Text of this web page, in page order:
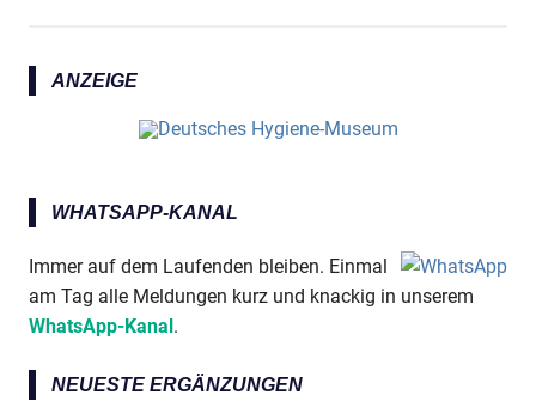
ANZEIGE
WHATSAPP-KANAL
Immer auf dem Laufenden bleiben. Einmal
am Tag alle Meldungen kurz und knackig in unserem
WhatsApp-Kanal.
NEUESTE ERGÄNZUNGEN